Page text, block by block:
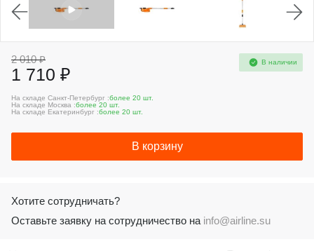
2 010 ₽
1 710 ₽
В наличии
На складе Санкт-Петербург :более 20 шт.
На складе Москва :более 20 шт.
На складе Екатеринбург :более 20 шт.
В корзину
Хотите сотрудничать?
Оставьте заявку на сотрудничество на info@airline.su